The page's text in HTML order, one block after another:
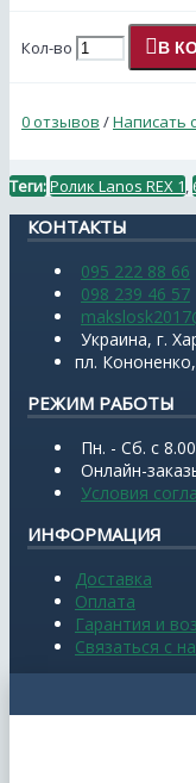
Кол-во В
0 отзывов /Написать
Теги:Ролик Lanos REX 1
КОНТАКТЫ
095 222 88 66
098 239 46 57
Украина, г.
пл.
РЕЖИМ РАБОТЫ
Пн. - Сб. с
Онлайн-
Условия
ИНФОРМАЦИЯ
Доставка
Оплата
Гарантия и
Связаться с